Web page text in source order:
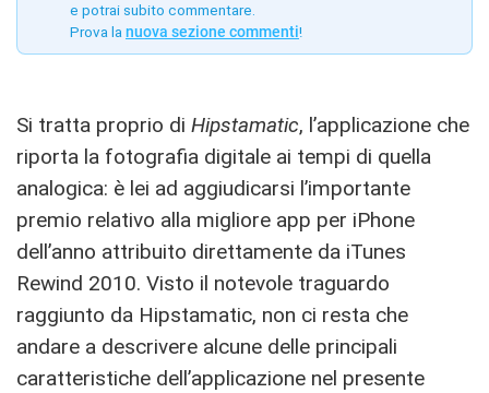
e potrai subito commentare.
Prova la nuova sezione commenti!
Si tratta proprio di Hipstamatic, l’applicazione che
riporta la fotografia digitale ai tempi di quella
analogica: è lei ad aggiudicarsi l’importante
premio relativo alla migliore app per iPhone
dell’anno attribuito direttamente da iTunes
Rewind 2010. Visto il notevole traguardo
raggiunto da Hipstamatic, non ci resta che
andare a descrivere alcune delle principali
caratteristiche dell’applicazione nel presente